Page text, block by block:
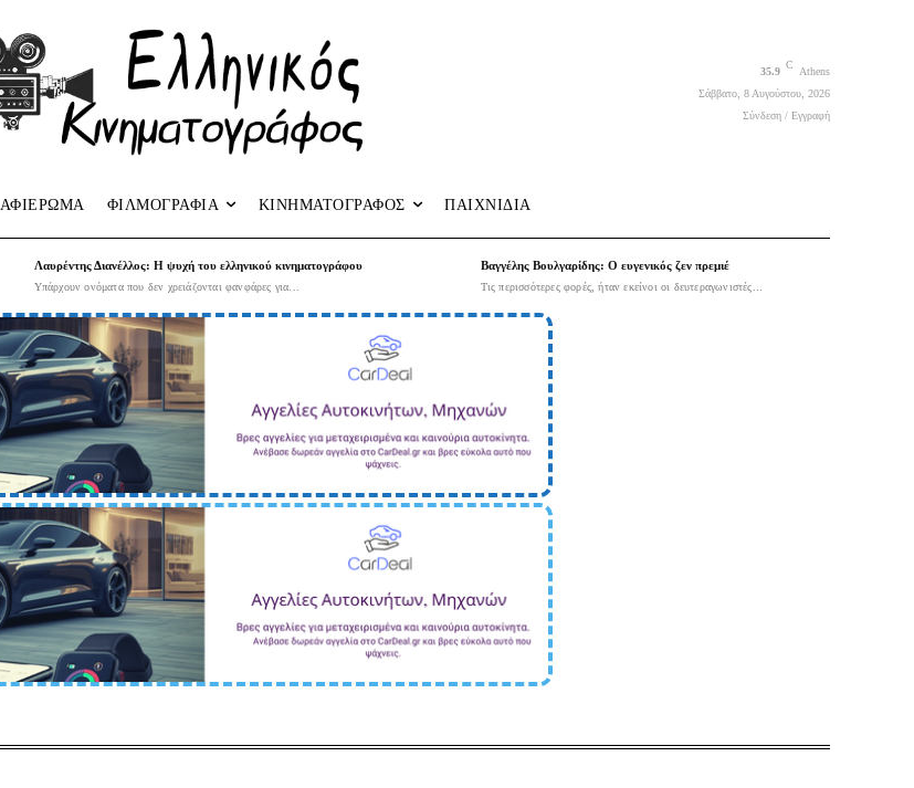
35.9
C
Athens
Σάββατο, 8 Αυγούστου, 2026
Σύνδεση / Εγγραφή
ΑΦΙΕΡΩΜΑ ΦΙΛΜΟΓΡΑΦΙΑ ΚΙΝΗΜΑΤΟΓΡΑΦΟΣ ΠΑΙΧΝΙΔΙΑ
Λαυρέντης Διανέλλος: Η ψυχή του ελληνικού κινηματογράφου
Υπάρχουν ονόματα που δεν χρειάζονται φανφάρες για...
Βαγγέλης Βουλγαρίδης: Ο ευγενικός ζεν πρεμιέ
Τις περισσότερες φορές, ήταν εκείνοι οι δευτεραγωνιστές...